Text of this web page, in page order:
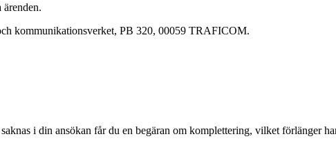
kommunikationsverket, PB 320, 00059 TRAFICOM.
i din ansökan får du en begäran om komplettering, vilket förlänger